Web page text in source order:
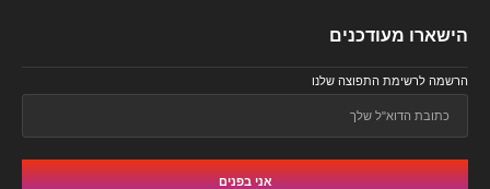
הישארו מעודכנים
הרשמה לרשימת התפוצה שלנו
אני בפנים